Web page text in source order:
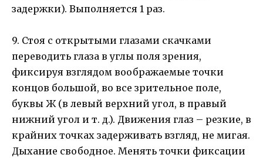
задержки). Выполняется 1 раз.
9. Стоя с открытыми глазами скачками
переводить глаза в углы поля зрения,
фиксируя взглядом воображаемые точки
концов большой, во все зрительное поле,
буквы Ж (в левый верхний угол, в правый
нижний угол и т. д.). Движения глаз – резкие, в
крайних точках задерживать взгляд, не мигая.
Дыхание свободное. Менять точки фиксации